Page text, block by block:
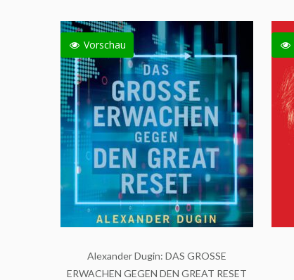
Vorschau
Alexander Dugin: DAS GROSSE
ERWACHEN GEGEN DEN GREAT RESET